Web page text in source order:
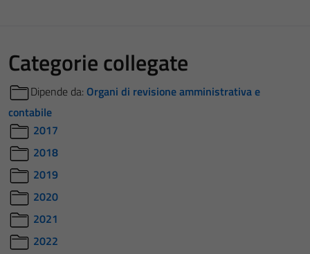
Categorie collegate
Dipende da: Organi di revisione amministrativa e
contabile
2017
2018
2019
2020
2021
2022